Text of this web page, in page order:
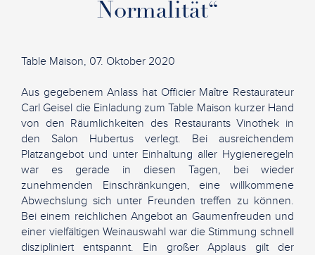
Normalität“
Table Maison, 07. Oktober 2020
Aus gegebenem Anlass hat Officier Maître Restaurateur
Carl Geisel die Einladung zum Table Maison kurzer Hand
von den Räumlichkeiten des Restaurants Vinothek in
den Salon Hubertus verlegt. Bei ausreichendem
Platzangebot und unter Einhaltung aller Hygieneregeln
war es gerade in diesen Tagen, bei wieder
zunehmenden Einschränkungen, eine willkommene
Abwechslung sich unter Freunden treffen zu können.
Bei einem reichlichen Angebot an Gaumenfreuden und
einer vielfältigen Weinauswahl war die Stimmung schnell
diszipliniert entspannt. Ein großer Applaus gilt der